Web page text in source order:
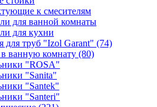
к смесителям
для ванной комнаты
для кухни
для труб "Izol Garant" (74)
ванную комнату (80)
"ROSA"
"Sanita"
"Santek"
"Santeri"